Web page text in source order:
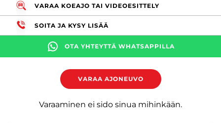
VARAA KOEAJO TAI VIDEOESITTELY
SOITA JA KYSY LISÄÄ
OTA YHTEYTTÄ WHATSAPPILLA
VARAA AJONEUVO
Varaaminen ei sido sinua mihinkään.